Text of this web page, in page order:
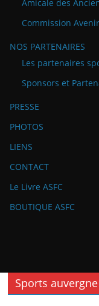
Amicale des
Commission Avenir
NOS PARTENAIRES
Les partenaires
Sponsors et
PRESSE
PHOTOS
LIENS
CONTACT
Le Livre ASFC
BOUTIQUE ASFC
Sports auvergne